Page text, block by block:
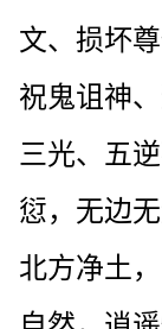
文、损坏
祝鬼诅神
三光、五
愆，无边
北方净土